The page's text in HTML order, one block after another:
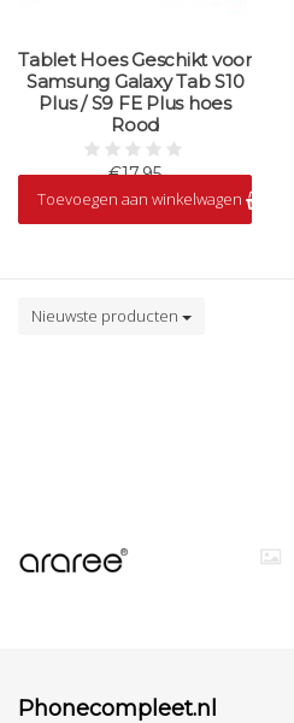
Tablet Hoes Geschikt voor
Samsung Galaxy Tab S10
Plus / S9 FE Plus hoes
Rood
€17,95
Op voorraad
Toevoegen aan winkelwagen
Nieuwste producten
Phonecompleet.nl